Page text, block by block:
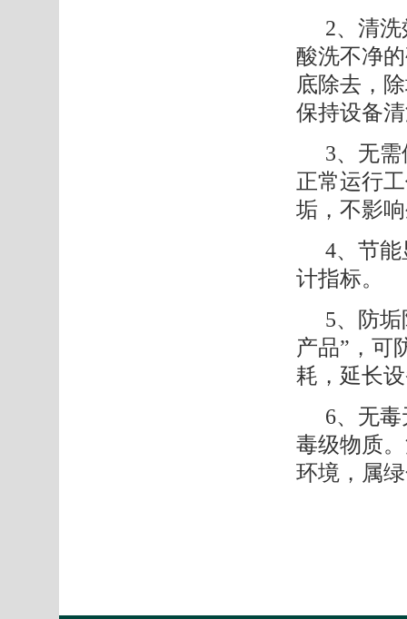
2、 清洗
酸洗不净
底除去，
保持设备
3、 无
正常运行
垢，不影
4、 节能
计指标。
5、
防
产品”，可
耗，延长
6、 无
毒级物质
环境，属